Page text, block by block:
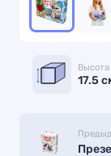
Высота
17.5